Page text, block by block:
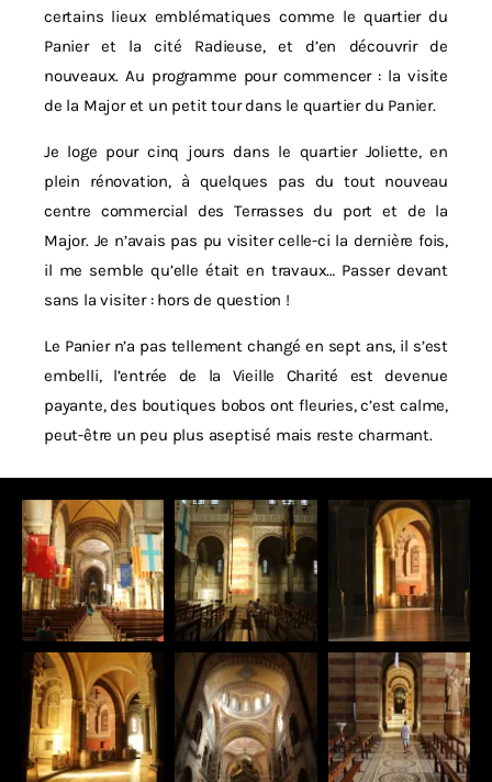
certains lieux emblématiques comme le quartier du
Panier et la cité Radieuse, et d’en découvrir de
nouveaux. Au programme pour commencer : la visite
de la Major et un petit tour dans le quartier du Panier.
Je loge pour cinq jours dans le quartier Joliette, en
plein rénovation, à quelques pas du tout nouveau
centre commercial des Terrasses du port et de la
Major. Je n’avais pas pu visiter celle-ci la dernière fois,
il me semble qu’elle était en travaux… Passer devant
sans la visiter : hors de question !
Le Panier n’a pas tellement changé en sept ans, il s’est
embelli, l’entrée de la Vieille Charité est devenue
payante, des boutiques bobos ont fleuries, c’est calme,
peut-être un peu plus aseptisé mais reste charmant.